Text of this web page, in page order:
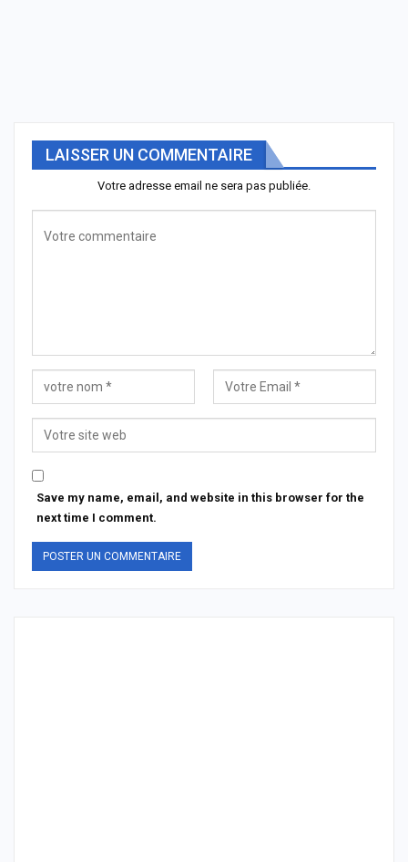
LAISSER UN COMMENTAIRE
Votre adresse email ne sera pas publiée.
Save my name, email, and website in this browser for the
next time I comment.